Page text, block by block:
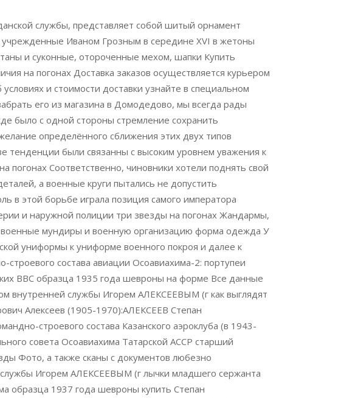
службы, представляет собой шитый орнамент
учрежденные Иваном Грозным в середине XVI в жетоны
и суконные, отороченные мехом, шапки Купить
на погонах Доставка заказов осуществляется курьером
и стоимости доставки узнайте в специальном
его из магазина в Домодедово, мы всегда рады
было с одной стороны стремление сохранить
определённого сближения этих двух типов
были связанны с высоким уровнем уважения к
погонах Соответственно, чиновники хотели поднять свой
а военные круги пытались не допустить
в этой борьбе играла позиция самого императора
и наружной полиции три звезды на погонах Жандармы,
военные мундиры и военную организацию форма одежда У
униформы к униформе военного покроя и далее к
состава авиации Осоавиахима-2: портупеи
ВВС образца 1935 года шевроны на форме Все данные
внутренней службы Игорем АЛЕКСЕЕВЫМ (г как выглядят
Алексеев (1905-1970):АЛЕКСЕЕВ Степан
строевого состава Казанского аэроклуба (в 1943-
совета Осоавиахима Татарской АССР старший
Фото, а также сканы с документов любезно
службы Игорем АЛЕКСЕЕВЫМ (г лычки младшего сержанта
образца 1937 года шевроны купить Степан